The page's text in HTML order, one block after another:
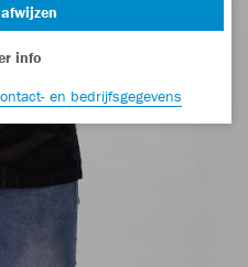
info
en bedrijfsgegevens